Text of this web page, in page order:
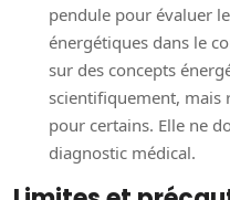
pendule pour évaluer
énergétiques dans le
sur des concepts
scientifiquement, mais
pour certains. Elle ne
diagnostic médical.